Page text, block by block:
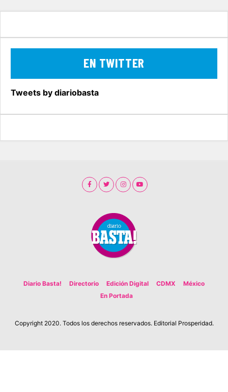
EN TWITTER
Tweets by diariobasta
Diario Basta! Directorio Edición Digital CDMX
México
En Portada
Copyright 2020. Todos los derechos reservados. Editorial Prosperidad.